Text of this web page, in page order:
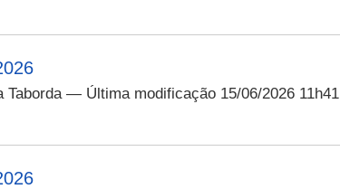
Taborda — Última modificação 15/06/2026 11h41